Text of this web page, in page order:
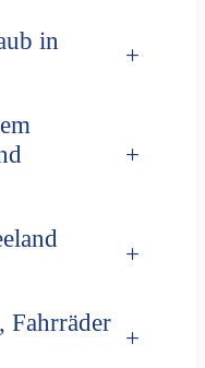
in
+
+
+
Fahrräder
+